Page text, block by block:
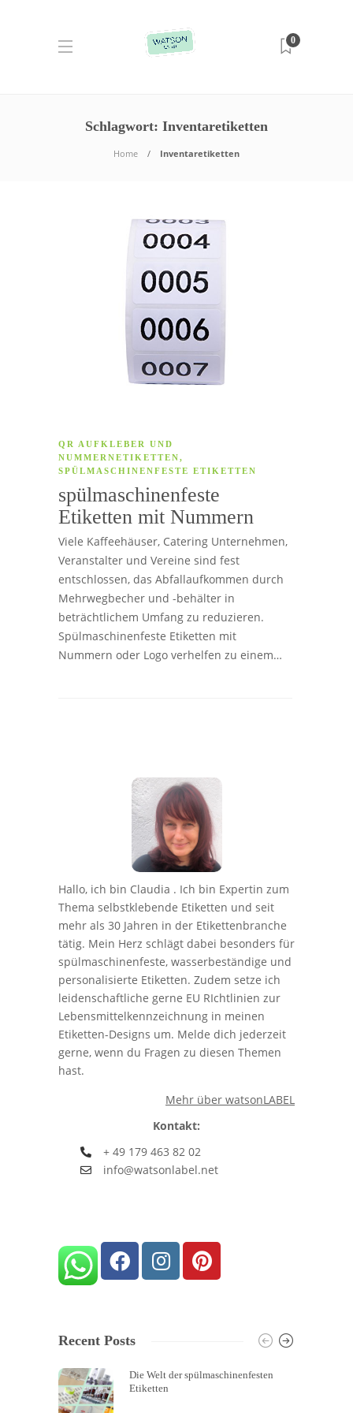
0
Schlagwort: Inventaretiketten
Home Inventaretiketten
QR AUFKLEBER UND
NUMMERNETIKETTEN,
SPÜLMASCHINENFESTE ETIKETTEN
spülmaschinenfeste
Etiketten mit Nummern
Viele Kaffeehäuser, Catering Unternehmen,
Veranstalter und Vereine sind fest
entschlossen, das Abfallaufkommen durch
Mehrwegbecher und -behälter in
beträchtlichem Umfang zu reduzieren.
Spülmaschinenfeste Etiketten mit
Nummern oder Logo verhelfen zu einem…
Hallo, ich bin Claudia . Ich bin Expertin zum
Thema selbstklebende Etiketten und seit
mehr als 30 Jahren in der Etikettenbranche
tätig. Mein Herz schlägt dabei besonders für
spülmaschinenfeste, wasserbeständige und
personalisierte Etiketten. Zudem setze ich
leidenschaftliche gerne EU RIchtlinien zur
Lebensmittelkennzeichnung in meinen
Etiketten-Designs um. Melde dich jederzeit
gerne, wenn du Fragen zu diesen Themen
hast.
Mehr über watsonLABEL
Kontakt:
+ 49 179 463 82 02
info@watsonlabel.net
Recent Posts
Die Welt der spülmaschinenfesten
Etiketten